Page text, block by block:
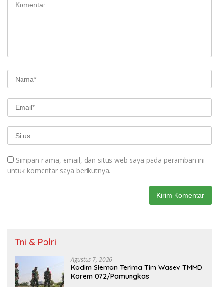
Simpan nama, email, dan situs web saya pada peramban ini
untuk komentar saya berikutnya.
Tni & Polri
Agustus 7, 2026
Kodim Sleman Terima Tim Wasev TMMD
Korem 072/Pamungkas